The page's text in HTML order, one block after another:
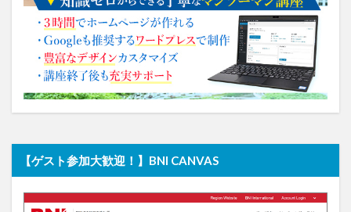
【ゲスト参加大歓迎！】BNI CANVAS